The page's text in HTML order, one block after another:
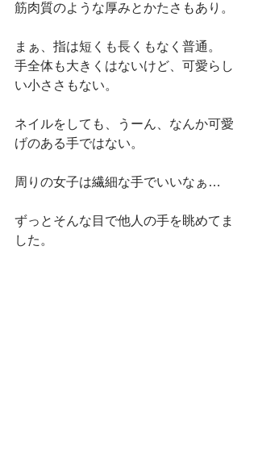
筋肉質のような厚みとかたさもあり。
まぁ、指は短くも長くもなく普通。
手全体も大きくはないけど、可愛らし
い小ささもない。
ネイルをしても、うーん、なんか可愛
げのある手ではない。
周りの女子は繊細な手でいいなぁ…
ずっとそんな目で他人の手を眺めてま
した。